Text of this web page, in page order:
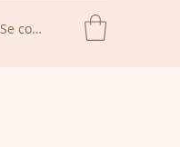
Se connecter